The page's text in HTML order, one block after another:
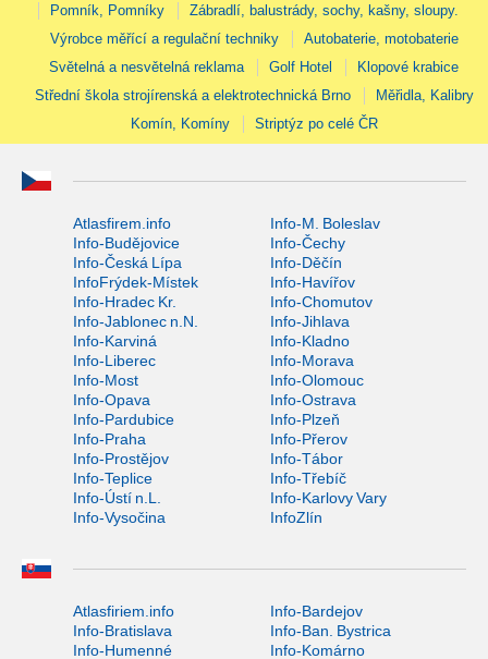
Pomník, Pomníky
Zábradlí, balustrády, sochy, kašny, sloupy.
Výrobce měřící a regulační techniky
Autobaterie, motobaterie
Světelná a nesvětelná reklama
Golf Hotel
Klopové krabice
Střední škola strojírenská a elektrotechnická Brno
Měřidla, Kalibry
Komín, Komíny
Striptýz po celé ČR
Atlasfirem.info
Info-M. Boleslav
Info-Budějovice
Info-Čechy
Info-Česká Lípa
Info-Děčín
InfoFrýdek-Místek
Info-Havířov
Info-Hradec Kr.
Info-Chomutov
Info-Jablonec n.N.
Info-Jihlava
Info-Karviná
Info-Kladno
Info-Liberec
Info-Morava
Info-Most
Info-Olomouc
Info-Opava
Info-Ostrava
Info-Pardubice
Info-Plzeň
Info-Praha
Info-Přerov
Info-Prostějov
Info-Tábor
Info-Teplice
Info-Třebíč
Info-Ústí n.L.
Info-Karlovy Vary
Info-Vysočina
InfoZlín
Atlasfiriem.info
Info-Bardejov
Info-Bratislava
Info-Ban. Bystrica
Info-Humenné
Info-Komárno